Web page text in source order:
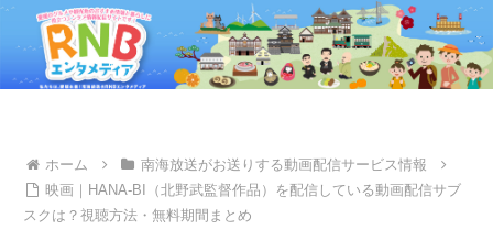
ホーム
南海放送がお送りする動画配信サービス情報
映画｜HANA-BI（北野武監督作品）を配信している動画配信サブ
スクは？視聴方法・無料期間まとめ